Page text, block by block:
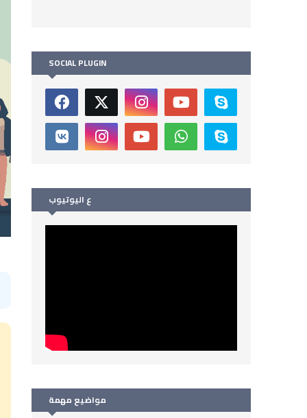
SOCIAL PLUGIN
ع اليوتيوب
مواضيع مهمة